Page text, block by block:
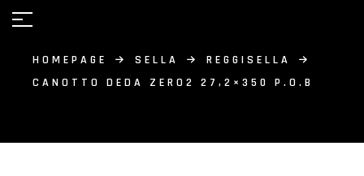
HOMEPAGE SELLA
REGGISELLA
CANOTTO DEDA ZERO2 27,2×350 P.O.B